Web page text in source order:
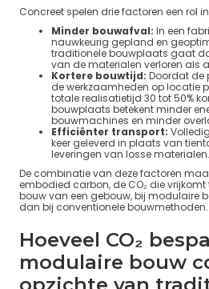
Concreet spelen drie factoren een rol
Minder bouwafval: In een
nauwkeurig gepland en
traditionele bouwplaats gaat
van de materialen verloren als
Kortere bouwtijd: Doordat de
de werkzaamheden op locatie
totale realisatietijd 30 tot 50%
bouwplaats betekent minder
bouwmachines en minder
Efficiënter transport:
keer geleverd in plaats van
leveringen van losse materialen.
De combinatie van deze factoren
embodied carbon, de CO₂ die
bouw van een gebouw, bij modulaire
dan bij conventionele bouwmethoden.
Hoeveel CO₂
modulaire bouw
opzichte van